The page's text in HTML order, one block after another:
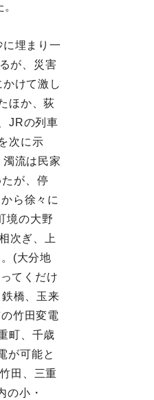
埋まり一
が、災害
けて激し
ほか、荻
JRの列車
次に示
流は民家
が、停
ら徐々に
境の大野
次ぎ、上
(大分地
てくだけ
橋、玉来
竹田変電
町、千歳
が可能と
田、三重
の小・